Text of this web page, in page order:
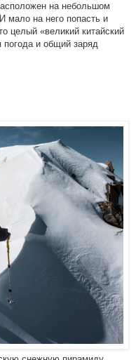
на небольшом
мало на него попасть и
целый «великий китайский
и общий заряд